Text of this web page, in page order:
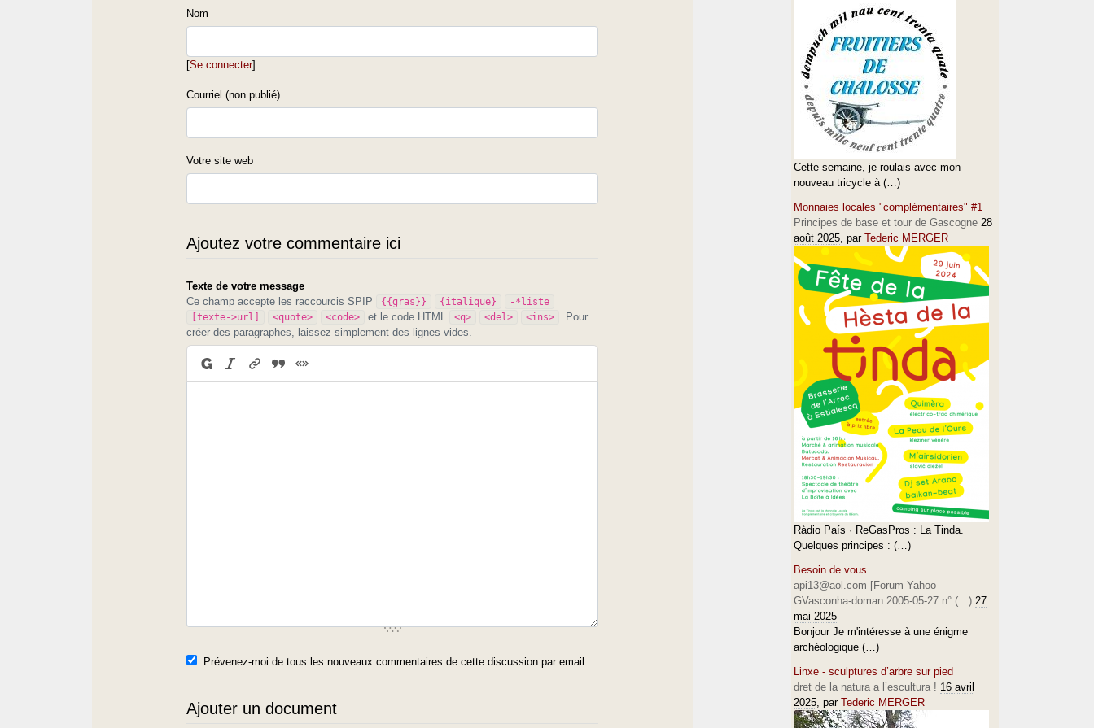
Nom
[Se connecter]
Courriel (non publié)
Votre site web
Ajoutez votre commentaire ici
Texte de votre message
Ce champ accepte les raccourcis SPIP
{{gras}} {italique}
-*liste
[texte->url]
<quote> <code> et le code HTML <q> <del> <ins>
. Pour
créer des paragraphes, laissez simplement des lignes vides.
Prévenez-moi de tous les nouveaux commentaires de cette discussion par email
Ajouter un document
Cette semaine, je roulais avec mon
nouveau tricycle à (…)
Monnaies locales "complémentaires" #1
Principes de base et tour de Gascogne 28
août 2025, par Tederic MERGER
Ràdio País · ReGasPros : La Tinda.
Quelques principes : (…)
Besoin de vous
api13@aol.com [Forum Yahoo
GVasconha-doman 2005-05-27 n° (…) 27
mai 2025
Bonjour Je m'intéresse à une énigme
archéologique (…)
Linxe - sculptures d’arbre sur pied
dret de la natura a l’escultura ! 16 avril
2025, par Tederic MERGER